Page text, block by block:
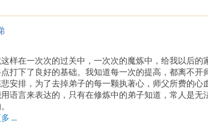
样在一次次的过关中，一次次的魔炼中，给我以后的
打下了良好的基础。我知道每一次的提高，都离不开
安排，为了去掉弟子的每一颗执著心，师父所费的心
语言来表达的，只有在修炼中的弟子知道，常人是无
...